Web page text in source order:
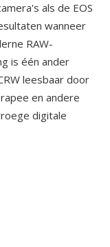
als de EOS
wanneer
RAW-
is één ander
leesbaar door
en andere
digitale